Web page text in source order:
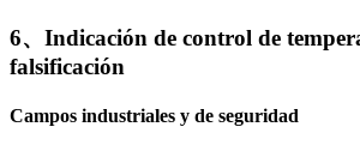
6、Indicación de control de
falsificación
Campos industriales y de seguridad